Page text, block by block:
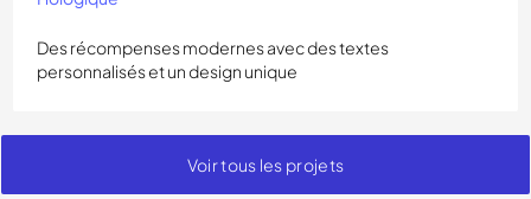
Des récompenses modernes avec des textes
personnalisés et un design unique
Voir tous les projets